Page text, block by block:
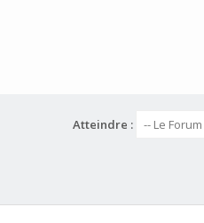
Atteindre :